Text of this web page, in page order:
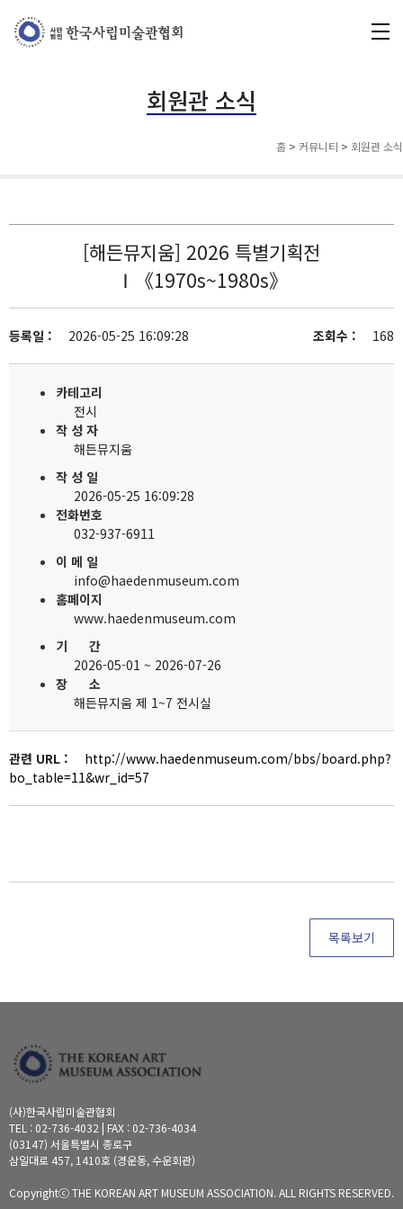
회원관 소식
홈 > 커뮤니티 > 회원관 소식
[해든뮤지움] 2026 특별기획전
Ⅰ《1970s~1980s》
등록일 : 2026-05-25 16:09:28 조회수 : 168
카테고리
전시
작 성 자
해든뮤지움
작 성 일
2026-05-25 16:09:28
전화번호
032-937-6911
이 메 일
info@haedenmuseum.com
홈페이지
www.haedenmuseum.com
기 간
2026-05-01 ~ 2026-07-26
장 소
해든뮤지움 제 1~7 전시실
관련 URL :
http://www.haedenmuseum.com/bbs/board.php?
bo_table=11&wr_id=57
목록보기
(사)한국사립미술관협회
TEL : 02-736-4032 | FAX : 02-736-4034
(03147) 서울특별시 종로구
삼일대로 457, 1410호 (경운동, 수운회관)
Copyrightⓒ THE KOREAN ART MUSEUM ASSOCIATION. ALL RIGHTS RESERVED.